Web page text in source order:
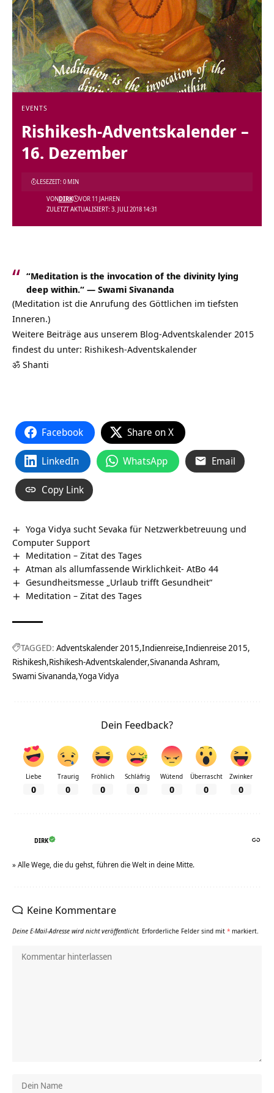
EVENTS
Rishikesh-Adventskalender –
16. Dezember
ZULETZT AKTUALISIERT: 3. JULI 2018 14:31
VONDIRK VOR 11 JAHREN
LESEZEIT: 0 MIN
“Meditation is the invocation of the divinity lying
deep within.“ — Swami Sivananda
(Meditation ist die Anrufung des Göttlichen im tiefsten
Inneren.)
Weitere Beiträge aus unserem Blog-Adventskalender 2015
findest du unter: Rishikesh-Adventskalender
ॐ Shanti
Facebook Share on X
LinkedIn WhatsApp Email
Copy Link
Yoga Vidya sucht Sevaka für Netzwerkbetreuung und
Computer Support
Meditation – Zitat des Tages
Atman als allumfassende Wirklichkeit- AtBo 44
Gesundheitsmesse „Urlaub trifft Gesundheit“
Meditation – Zitat des Tages
TAGGED: Adventskalender 2015 Indienreise Indienreise 2015
Rishikesh Rishikesh-Adventskalender Sivananda Ashram
Swami Sivananda Yoga Vidya
Dein Feedback?
Liebe
0
Traurig
0
Fröhlich
0
Schläfrig
0
Wütend
0
Überrascht
0
Zwinker
0
DIRK
» Alle Wege, die du gehst, führen die Welt in deine Mitte.
Keine Kommentare
Deine E-Mail-Adresse wird nicht veröffentlicht. Erforderliche Felder sind mit * markiert.